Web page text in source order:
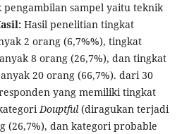
sampel yaitu teknik
Hasil penelitian tingkat
2 orang (6,7%%), tingkat
8 orang (26,7%), dan tingkat
20 orang (66,7%). dari 30
yang memiliki tingkat
Douptful(diragukan terjadi
(26,7%), dan kategori probable